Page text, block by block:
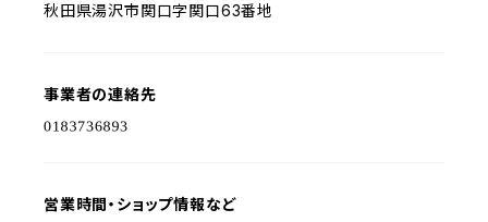
秋田県湯沢市関口字関口63番地
事業者の連絡先
営業時間・ショップ情報など